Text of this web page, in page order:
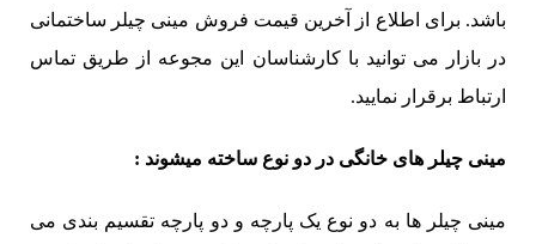
باشد. برای اطلاع از آخرین قیمت فروش مینی چیلر ساختمانی
در بازار می توانید با کارشناسان این مجوعه از طریق تماس
ارتباط برقرار نمایید.
مینی چیلر های خانگی در دو نوع ساخته میشوند :
مینی چیلر ها به دو نوع یک پارچه و دو پارچه تقسیم بندی می